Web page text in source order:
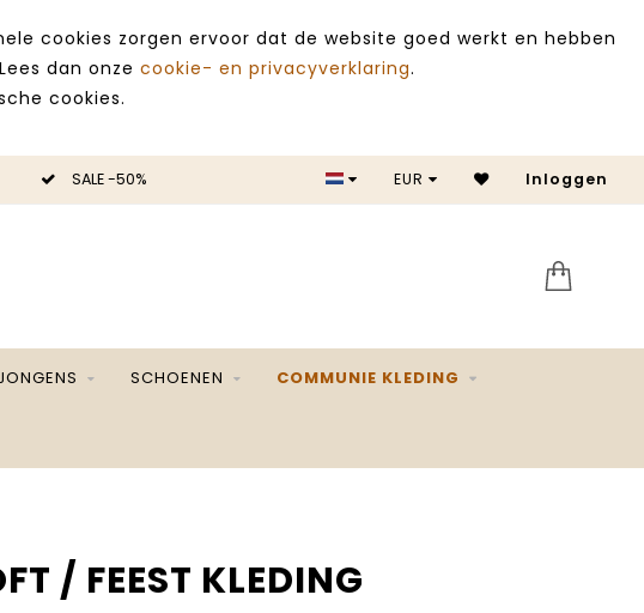
cookies zorgen ervoor dat de website goed werkt en hebben
dan onze cookie- en privacyverklaring.
cookies.
SALE -50% SALE
EUR Inloggen
SCHOENEN COMMUNIE KLEDING
/ FEEST KLEDING